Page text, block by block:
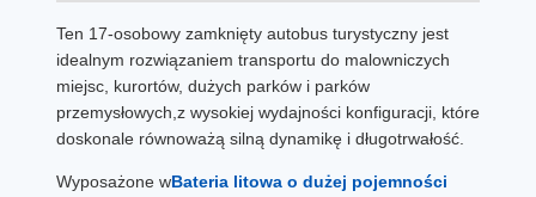
Ten 17-osobowy zamknięty autobus turystyczny jest
idealnym rozwiązaniem transportu do malowniczych
miejsc, kurortów, dużych parków i parków
przemysłowych,z wysokiej wydajności konfiguracji, które
doskonale równoważą silną dynamikę i długotrwałość.
Wyposażone wBateria litowa o dużej pojemności